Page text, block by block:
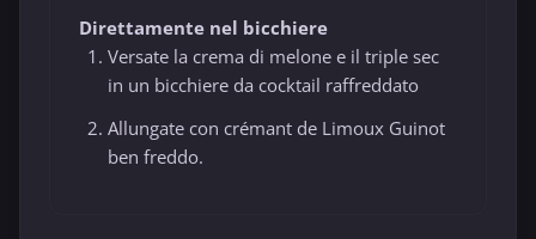
Direttamente nel bicchiere
Versate la crema di melone e il triple sec
in un bicchiere da cocktail raffreddato
Allungate con crémant de Limoux Guinot
ben freddo.